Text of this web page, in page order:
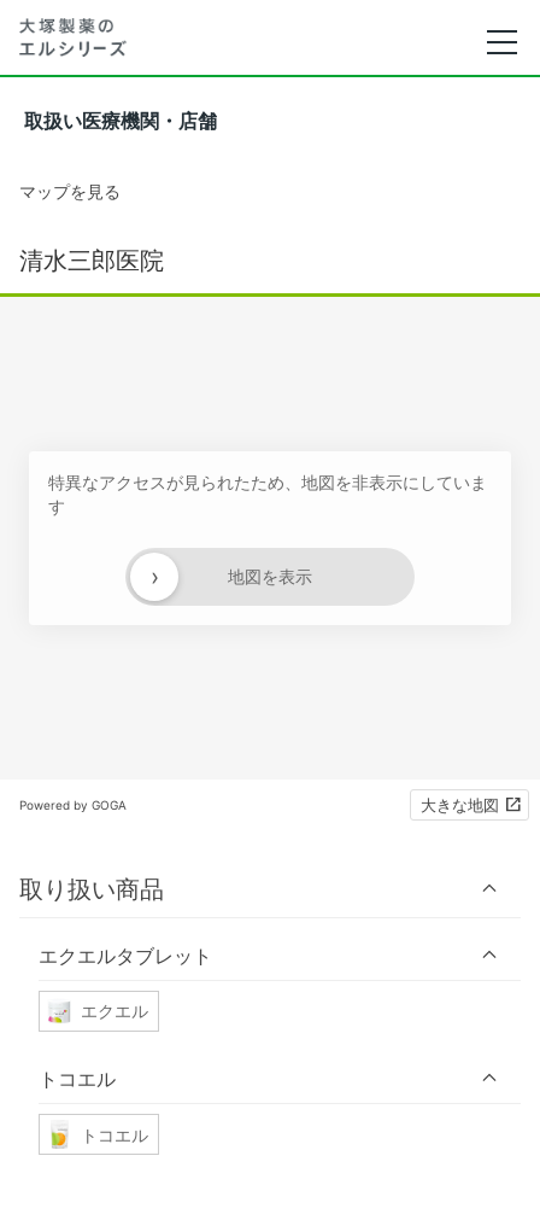
取扱い医療機関・店舗
マップを見る
清水三郎医院
特異なアクセスが見られたため、地図を非表示にしていま
す
地図を表示
›
Powered by GOGA 大きな地図
取り扱い商品
エクエルタブレット
エクエル
トコエル
トコエル